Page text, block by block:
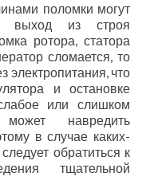
поломки могут
выход из строя
ротора, статора
сломается, то
электропитания, что
и остановке
или слишком
может навредить
в случае каких-
обратиться к
тщательной